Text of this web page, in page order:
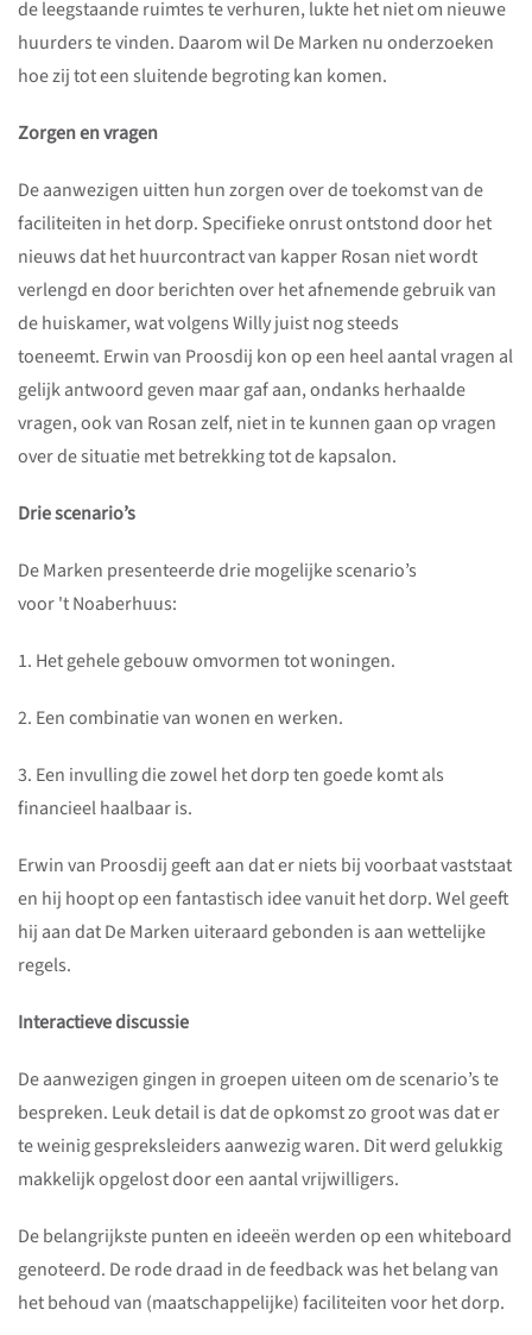
de leegstaande ruimtes te verhuren, lukte het niet om nieuwe
huurders te vinden. Daarom wil De Marken nu onderzoeken
hoe zij tot een sluitende begroting kan komen.
Zorgen en vragen
De aanwezigen uitten hun zorgen over de toekomst van de
faciliteiten in het dorp. Specifieke onrust ontstond door het
nieuws dat het huurcontract van kapper Rosan niet wordt
verlengd en door berichten over het afnemende gebruik van
de huiskamer, wat volgens Willy juist nog steeds
toeneemt. Erwin van Proosdij kon op een heel aantal vragen al
gelijk antwoord geven maar gaf aan, ondanks herhaalde
vragen, ook van Rosan zelf, niet in te kunnen gaan op vragen
over de situatie met betrekking tot de kapsalon.
Drie scenario’s
De Marken presenteerde drie mogelijke scenario’s
voor 't Noaberhuus:
1. Het gehele gebouw omvormen tot woningen.
2. Een combinatie van wonen en werken.
3. Een invulling die zowel het dorp ten goede komt als
financieel haalbaar is.
Erwin van Proosdij geeft aan dat er niets bij voorbaat vaststaat
en hij hoopt op een fantastisch idee vanuit het dorp. Wel geeft
hij aan dat De Marken uiteraard gebonden is aan wettelijke
regels.
Interactieve discussie
De aanwezigen gingen in groepen uiteen om de scenario’s te
bespreken. Leuk detail is dat de opkomst zo groot was dat er
te weinig gespreksleiders aanwezig waren. Dit werd gelukkig
makkelijk opgelost door een aantal vrijwilligers.
De belangrijkste punten en ideeën werden op een whiteboard
genoteerd. De rode draad in de feedback was het belang van
het behoud van (maatschappelijke) faciliteiten voor het dorp.